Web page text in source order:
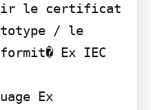
le certificat
/ le
Ex IEC
Ex